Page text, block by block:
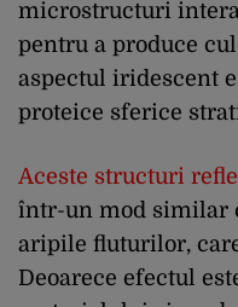
microstructuri
pentru a produce
aspectul iridescent
proteice sferice
Aceste structuri
într-un mod similar
aripile fluturilor,
Deoarece efectul